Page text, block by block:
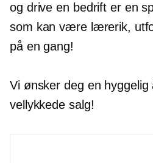
og drive en bedrift er en
som kan være lærerik,
på en gang!
Vi ønsker deg en hyggelig
vellykkede salg!